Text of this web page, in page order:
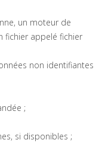
un moteur de
fichier appelé fichier
non identifiantes
;
si disponibles ;